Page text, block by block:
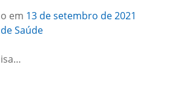
em 13 de setembro de 2021
Saúde